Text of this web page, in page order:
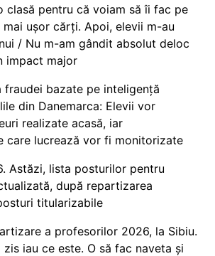
clasă pentru că voiam să îi fac pe
ușor cărți. Apoi, elevii m-au
/ Nu m-am gândit absolut deloc
impact major
fraudei bazate pe inteligență
din Danemarca: Elevii vor
realizate acasă, iar
care lucrează vor fi monitorizate
Astăzi, lista posturilor pentru
după repartizarea
titularizabile
a profesorilor 2026, la Sibiu.
zis iau ce este. O să fac naveta și